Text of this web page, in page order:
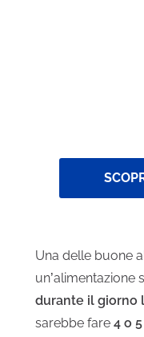
Una delle buone
un’alimentazione
durante il giorno
sarebbe fare 4 o